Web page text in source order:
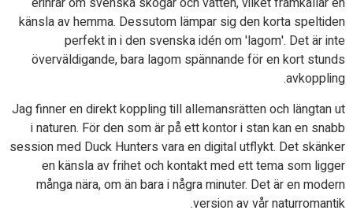
känsla av hemma. Dessutom lämpar sig den korta speltiden
perfekt in i den svenska idén om 'lagom'. Det är inte
överväldigande, bara lagom spännande för en kort stunds
avkoppling.
Jag finner en direkt koppling till allemansrätten och längtan ut
i naturen. För den som är på ett kontor i stan kan en snabb
session med Duck Hunters vara en digital utflykt. Det skänker
en känsla av frihet och kontakt med ett tema som ligger
många nära, om än bara i några minuter. Det är en modern
version av vår naturromantik.